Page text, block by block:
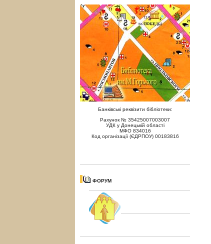
Банківські реквізити бібліотеки:
Рахунок № 35425007003007
УДК у Донецькій області
МФО 834016
Код організації (ЄДРПОУ) 00183816
ФОРУМ